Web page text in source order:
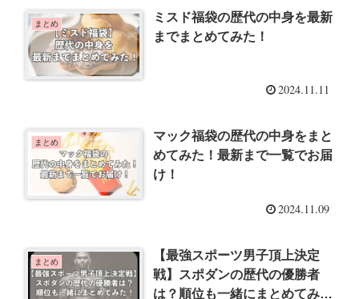
まとめ
ミスド福袋の歴代の中身を最新
までまとめてみた！
2024.11.11
まとめ
マック福袋の歴代の中身をまと
めてみた！最新まで一覧でお届
け！
2024.11.09
まとめ
【最強スポーツ男子頂上決定
戦】スポダンの歴代の優勝者
は？順位も一緒にまとめてみ